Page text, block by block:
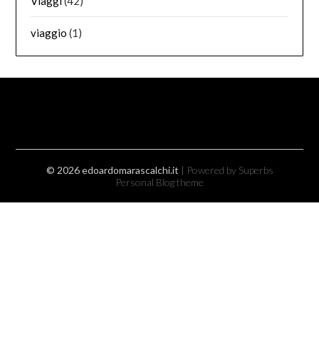
viaggio (1)
© 2026 edoardomarascalchi.it | Powered by Superbs
Personal Blog theme